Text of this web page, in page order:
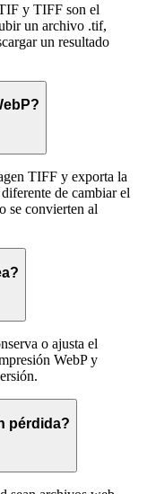
y TIFF son el
un archivo .tif,
un resultado
TIFF y exporta la
de cambiar el
se convierten al
o ajusta el
WebP y
pérdida?